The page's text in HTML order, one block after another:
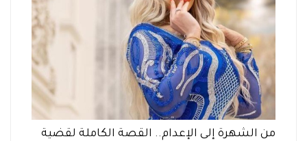
من الشهرة إلى الإعدام.. القصة الكاملة لقضية